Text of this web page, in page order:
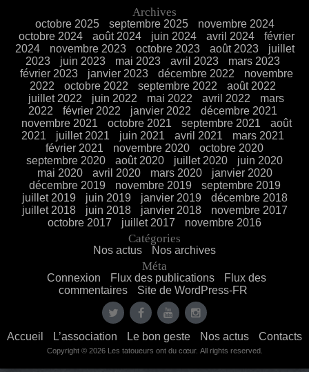
Archives
octobre 2025 septembre 2025
novembre 2024
octobre 2024
août 2024 juin 2024 avril 2024
février
2024
novembre 2023 octobre 2023 août 2023
juillet
2023
juin 2023 mai 2023 avril 2023
mars 2023
février 2023
janvier 2023 décembre 2022
novembre
2022
octobre 2022 septembre 2022
août 2022
juillet 2022
juin 2022 mai 2022 avril 2022
mars
2022
février 2022 janvier 2022
décembre 2021
novembre 2021
octobre 2021 septembre 2021
août
2021
juillet 2021 juin 2021 avril 2021
mars 2021
février 2021
novembre 2020
octobre 2020
septembre 2020
août 2020 juillet 2020
juin 2020
mai 2020
avril 2020 mars 2020
janvier 2020
décembre 2019
novembre 2019
septembre 2019
juillet 2019
juin 2019 janvier 2019
décembre 2018
juillet 2018
juin 2018 janvier 2018
novembre 2017
octobre 2017
juillet 2017 novembre 2016
Catégories
Nos actus Nos archives
Méta
Connexion Flux des publications
Flux des
commentaires
Site de WordPress-FR
Accueil L’association Le bon geste Nos actus Contacts
Copyright © 2026 Les tatoueurs ont du cœur. All rights reserved.